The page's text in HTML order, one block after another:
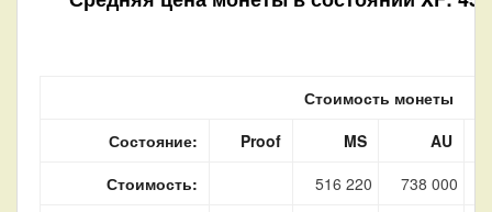
Стоимость монеты
Состояние:
Proof MS
AU
Стоимость:
516 220
738 000